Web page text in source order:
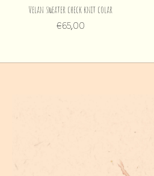
Velan sweater check knit colar
€65,00